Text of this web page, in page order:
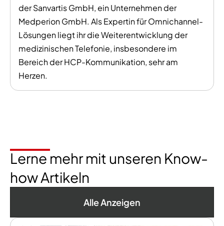
der Sanvartis GmbH, ein Unternehmen der
Medperion GmbH. Als Expertin für Omnichannel-
Lösungen liegt ihr die Weiterentwicklung der
medizinischen Telefonie, insbesondere im
Bereich der HCP-Kommunikation, sehr am
Herzen.
Lerne mehr mit unseren Know-
how Artikeln
Alle Anzeigen